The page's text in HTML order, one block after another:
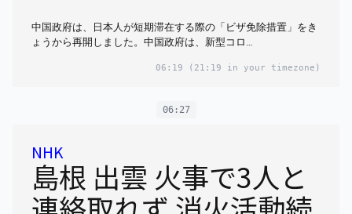
中国政府は、日本人が短期滞在する際の「ビザ免除措置」をき
ょうから再開しました。中国政府は、新型コロ…
06:19 (21:19 in your timezone)
06:27
NHK
島根 出雲 火事で3人と